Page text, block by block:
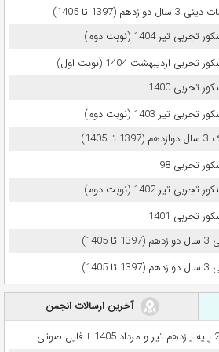
(1397 تا 1405)
1404 (نوبت دوم)
اردیبهشت 1404 (نوبت اول)
1400
1403 (نوبت دوم)
تجربی 98
1402 (نوبت دوم)
1401
آخرین ارسالات انجمن